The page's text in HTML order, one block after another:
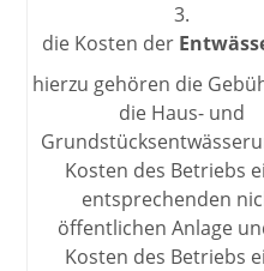
3.
die Kosten der
hierzu gehören die
die Haus- und
Kosten des Betriebs
entsprechenden
öffentlichen Anlage
Kosten des Betriebs